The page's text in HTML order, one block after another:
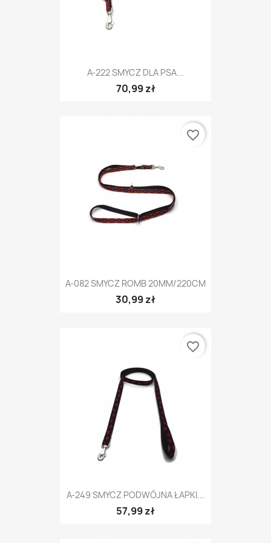
A-222 SMYCZ DLA PSA...
70,99 zł
A-082 SMYCZ ROMB 20MM/220CM
30,99 zł
favorite_border
A-249 SMYCZ PODWÓJNA ŁAPKI...
57,99 zł
favorite_border